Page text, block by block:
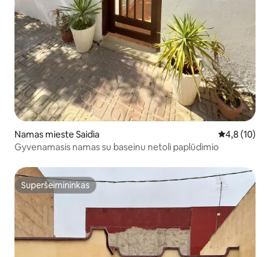
Namas mieste Saidia Vidutinis
4,8 (10)
Gyvenamasis namas su baseinu netoli paplūdimio
Superšeimininkas
Superšeimininkas